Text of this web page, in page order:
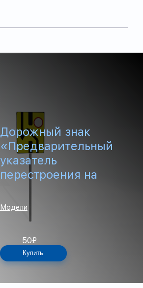
Дорожный знак
«Предварительный
указатель
перестроения на
часть»
Модели
50₽
Купить